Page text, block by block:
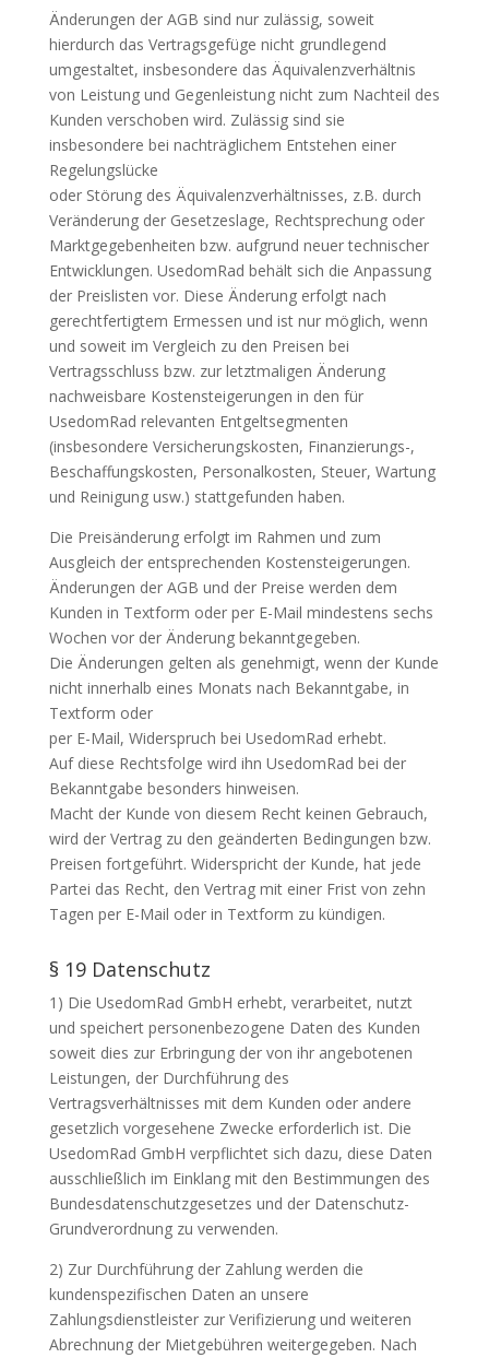
Änderungen der AGB sind nur zulässig, soweit
hierdurch das Vertragsgefüge nicht grundlegend
umgestaltet, insbesondere das Äquivalenzverhältnis
von Leistung und Gegenleistung nicht zum Nachteil des
Kunden verschoben wird. Zulässig sind sie
insbesondere bei nachträglichem Entstehen einer
Regelungslücke
oder Störung des Äquivalenzverhältnisses, z.B. durch
Veränderung der Gesetzeslage, Rechtsprechung oder
Marktgegebenheiten bzw. aufgrund neuer technischer
Entwicklungen. UsedomRad behält sich die Anpassung
der Preislisten vor. Diese Änderung erfolgt nach
gerechtfertigtem Ermessen und ist nur möglich, wenn
und soweit im Vergleich zu den Preisen bei
Vertragsschluss bzw. zur letztmaligen Änderung
nachweisbare Kostensteigerungen in den für
UsedomRad relevanten Entgeltsegmenten
(insbesondere Versicherungskosten, Finanzierungs-,
Beschaffungskosten, Personalkosten, Steuer, Wartung
und Reinigung usw.) stattgefunden haben.
Die Preisänderung erfolgt im Rahmen und zum
Ausgleich der entsprechenden Kostensteigerungen.
Änderungen der AGB und der Preise werden dem
Kunden in Textform oder per E-Mail mindestens sechs
Wochen vor der Änderung bekanntgegeben.
Die Änderungen gelten als genehmigt, wenn der Kunde
nicht innerhalb eines Monats nach Bekanntgabe, in
Textform oder
per E-Mail, Widerspruch bei UsedomRad erhebt.
Auf diese Rechtsfolge wird ihn UsedomRad bei der
Bekanntgabe besonders hinweisen.
Macht der Kunde von diesem Recht keinen Gebrauch,
wird der Vertrag zu den geänderten Bedingungen bzw.
Preisen fortgeführt. Widerspricht der Kunde, hat jede
Partei das Recht, den Vertrag mit einer Frist von zehn
Tagen per E-Mail oder in Textform zu kündigen.
§ 19 Datenschutz
1) Die UsedomRad GmbH erhebt, verarbeitet, nutzt
und speichert personenbezogene Daten des Kunden
soweit dies zur Erbringung der von ihr angebotenen
Leistungen, der Durchführung des
Vertragsverhältnisses mit dem Kunden oder andere
gesetzlich vorgesehene Zwecke erforderlich ist. Die
UsedomRad GmbH verpflichtet sich dazu, diese Daten
ausschließlich im Einklang mit den Bestimmungen des
Bundesdatenschutzgesetzes und der Datenschutz-
Grundverordnung zu verwenden.
2) Zur Durchführung der Zahlung werden die
kundenspezifischen Daten an unsere
Zahlungsdienstleister zur Verifizierung und weiteren
Abrechnung der Mietgebühren weitergegeben. Nach